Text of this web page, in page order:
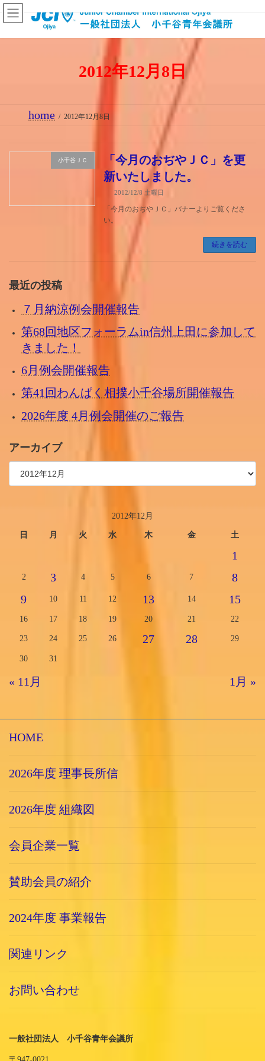
コ
ン
テ
プ
ナ
ビ
ゲ
動
2012年12月8日
home 2012年12月8日
小千谷ＪＣ
「今月のおぢやＪＣ」を更
新いたしました。
2012/12/8 土曜日
「今月のおぢやＪＣ」バナーよりご覧くださ
い。
続きを読む
最近の投稿
７月納涼例会開催報告
第68回地区フォーラムin信州上田に参加して
きました！
6月例会開催報告
第41回わんぱく相撲小千谷場所開催報告
2026年度 4月例会開催のご報告
アーカイブ
2012年12月
日 月 火 水 木 金 土
1
2 3 4 5 6 7
8
9
10 11 12 13 14 15
16 17 18 19 20 21 22
23 24 25 26 27 28 29
30 31
« 11月 1月 »
HOME
2026年度 理事長所信
2026年度 組織図
会員企業一覧
賛助会員の紹介
2024年度 事業報告
関連リンク
お問い合わせ
一般社団法人 小千谷青年会議所